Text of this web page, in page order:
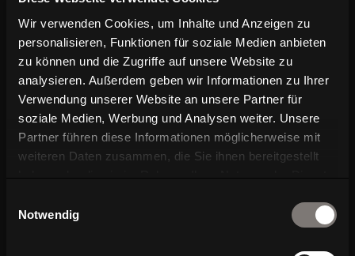
Wir verwenden Cookies, um Inhalte und Anzeigen zu
personalisieren, Funktionen für soziale Medien anbieten
zu können und die Zugriffe auf unsere Website zu
analysieren. Außerdem geben wir Informationen zu Ihrer
Verwendung unserer Website an unsere Partner für
soziale Medien, Werbung und Analysen weiter. Unsere
Partner führen diese Informationen möglicherweise mit
weiteren Daten zusammen, die Sie ihnen bereitgestellt
haben oder die sie im Rahmen Ihrer Nutzung der Dienste
Notwendig
DIEZ Collection